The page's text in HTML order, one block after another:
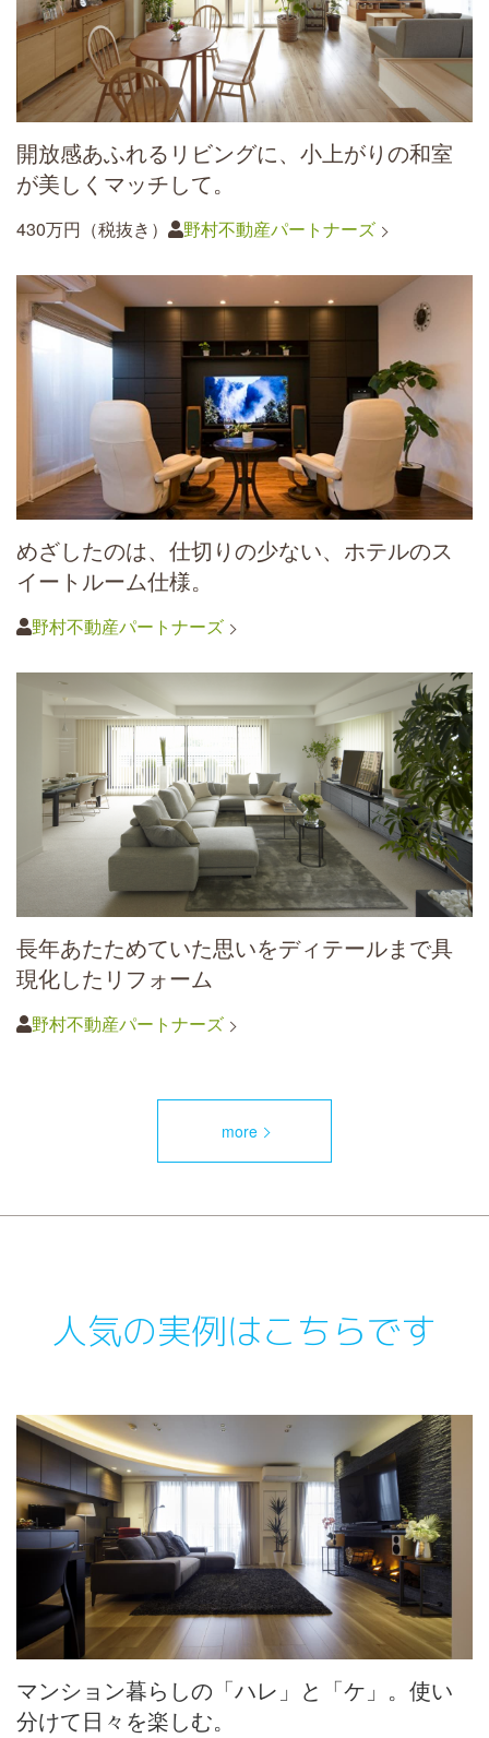
開放感あふれるリビングに、小上がりの和室
が美しくマッチして。
430万円（税抜き） 野村不動産パートナーズ
めざしたのは、仕切りの少ない、ホテルのス
イートルーム仕様。
野村不動産パートナーズ
長年あたためていた思いをディテールまで具
現化したリフォーム
野村不動産パートナーズ
more
人気の実例はこちらです
マンション暮らしの「ハレ」と「ケ」。使い
分けて日々を楽しむ。